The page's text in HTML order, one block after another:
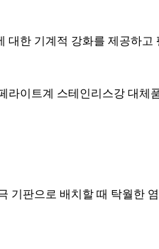
대한 기계적 강화를 제공하
라이트계 스테인리스강 대
기판으로 배치할 때 탁월한